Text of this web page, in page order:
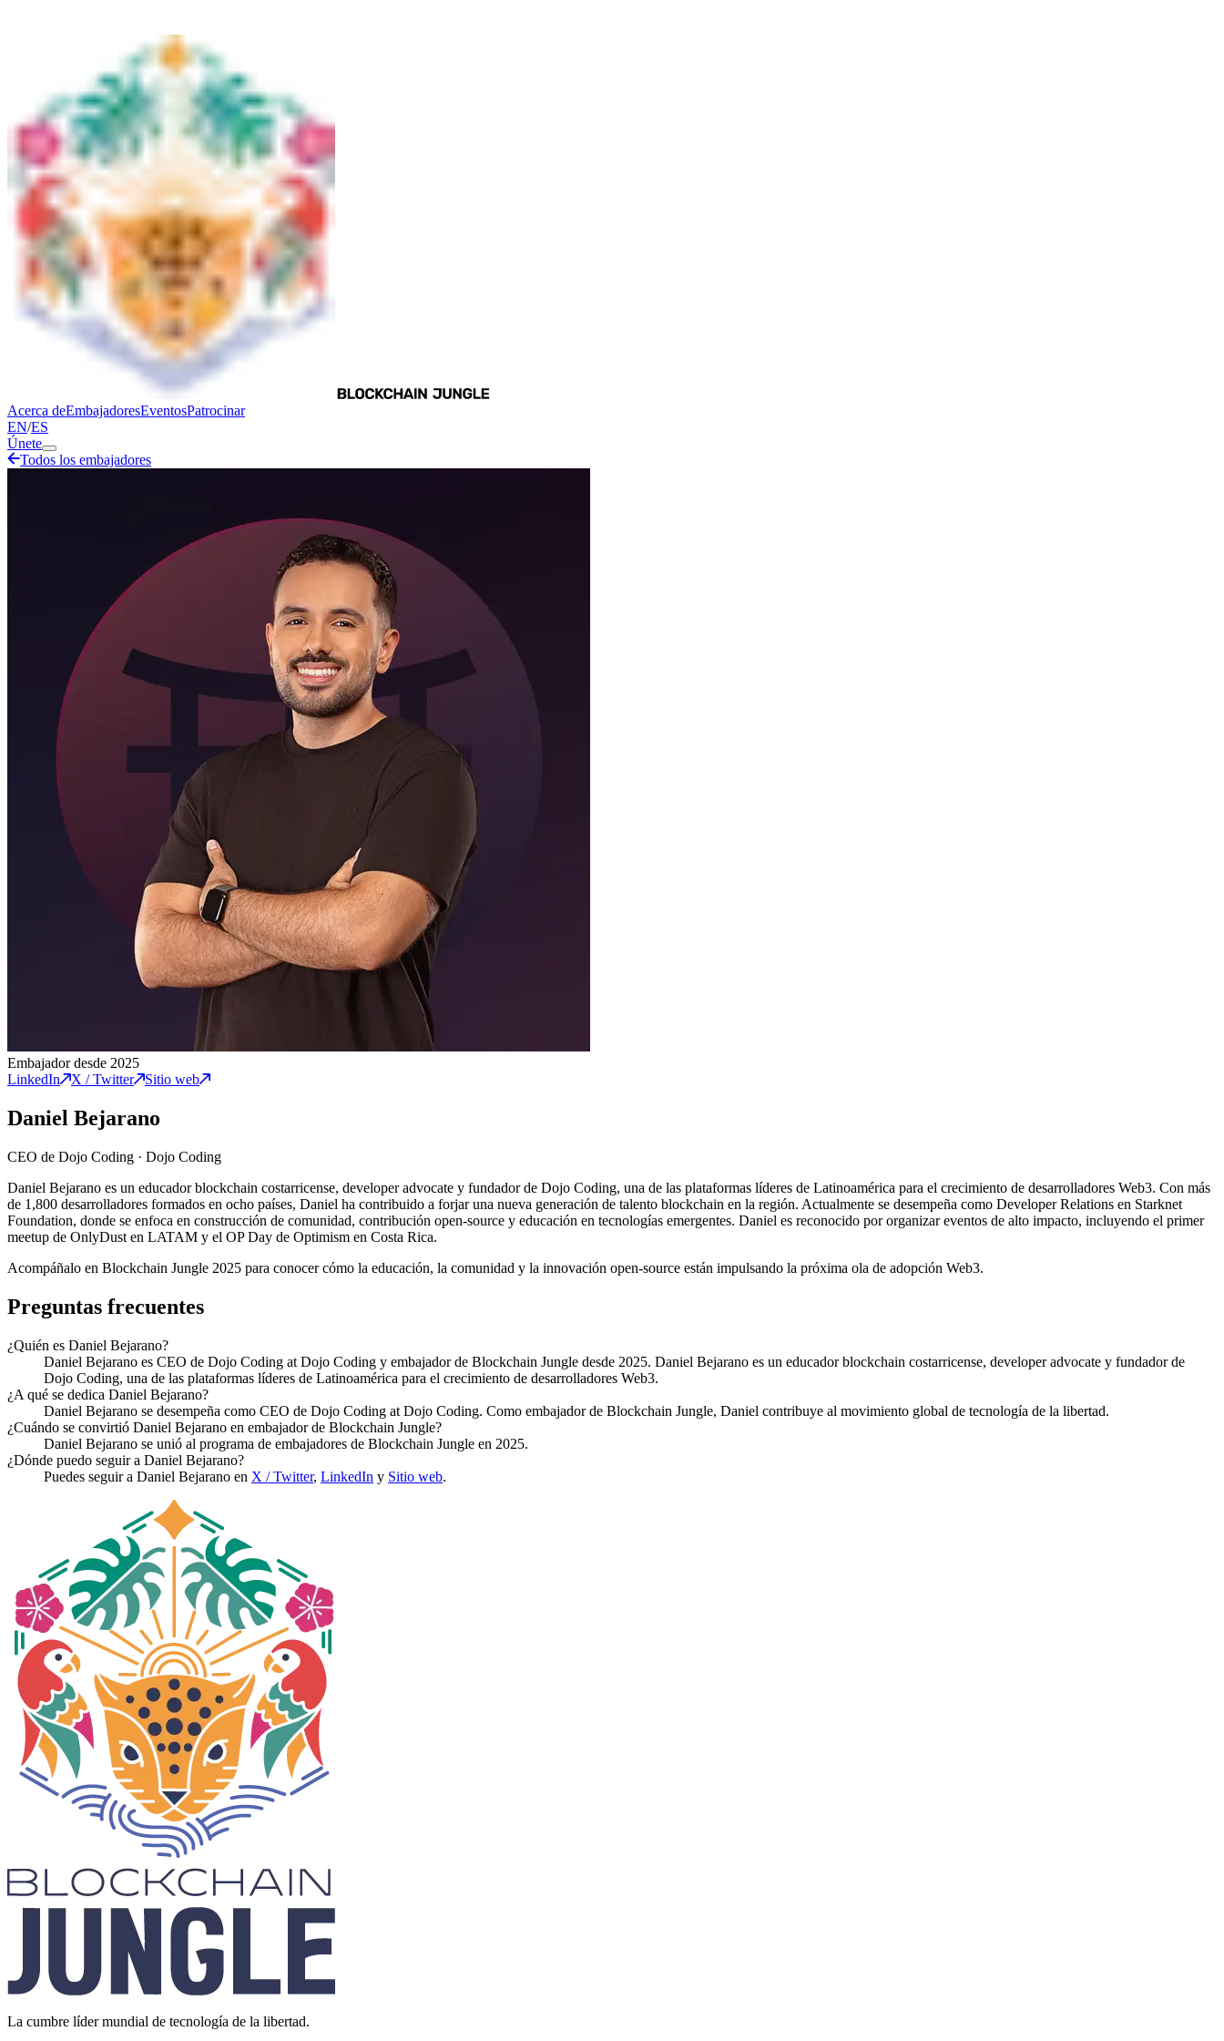
Acerca deEmbajadoresEventosPatrocinar
EN/ES
Únete
Todos los embajadores
Embajador desde 2025
LinkedIn
X / Twitter Sitio web
Daniel Bejarano
CEO de Dojo Coding · Dojo Coding
Daniel Bejarano es un educador blockchain costarricense, developer advocate y fundador de Dojo Coding, una de las plataformas líderes de Latinoamérica para el crecimiento de desarrolladores Web3. Con más
de 1,800 desarrolladores formados en ocho países, Daniel ha contribuido a forjar una nueva generación de talento blockchain en la región. Actualmente se desempeña como Developer Relations en Starknet
Foundation, donde se enfoca en construcción de comunidad, contribución open-source y educación en tecnologías emergentes. Daniel es reconocido por organizar eventos de alto impacto, incluyendo el primer
meetup de OnlyDust en LATAM y el OP Day de Optimism en Costa Rica.
Acompáñalo en Blockchain Jungle 2025 para conocer cómo la educación, la comunidad y la innovación open-source están impulsando la próxima ola de adopción Web3.
Preguntas frecuentes
¿Quién es Daniel Bejarano?
Daniel Bejarano es CEO de Dojo Coding at Dojo Coding y embajador de Blockchain Jungle desde 2025. Daniel Bejarano es un educador blockchain costarricense, developer advocate y fundador de
Dojo Coding, una de las plataformas líderes de Latinoamérica para el crecimiento de desarrolladores Web3.
¿A qué se dedica Daniel Bejarano?
Daniel Bejarano se desempeña como CEO de Dojo Coding at Dojo Coding. Como embajador de Blockchain Jungle, Daniel contribuye al movimiento global de tecnología de la libertad.
¿Cuándo se convirtió Daniel Bejarano en embajador de Blockchain Jungle?
Daniel Bejarano se unió al programa de embajadores de Blockchain Jungle en 2025.
¿Dónde puedo seguir a Daniel Bejarano?
Puedes seguir a Daniel Bejarano en X / Twitter, LinkedIn y Sitio web.
La cumbre líder mundial de tecnología de la libertad.